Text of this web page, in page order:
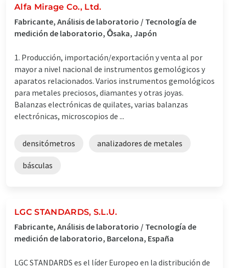
Alfa Mirage Co., Ltd.
Fabricante, Análisis de laboratorio / Tecnología de
medición de laboratorio, Ōsaka, Japón
1. Producción, importación/exportación y venta al por
mayor a nivel nacional de instrumentos gemológicos y
aparatos relacionados. Varios instrumentos gemológicos
para metales preciosos, diamantes y otras joyas.
Balanzas electrónicas de quilates, varias balanzas
electrónicas, microscopios de ...
densitómetros analizadores de metales
básculas
LGC STANDARDS, S.L.U.
Fabricante, Análisis de laboratorio / Tecnología de
medición de laboratorio, Barcelona, España
LGC STANDARDS es el líder Europeo en la distribución de